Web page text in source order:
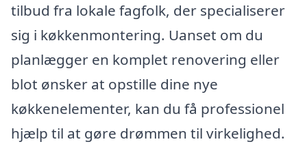
tilbud fra lokale fagfolk, der specialiserer
sig i køkkenmontering. Uanset om du
planlægger en komplet renovering eller
blot ønsker at opstille dine nye
køkkenelementer, kan du få professionel
hjælp til at gøre drømmen til virkelighed.